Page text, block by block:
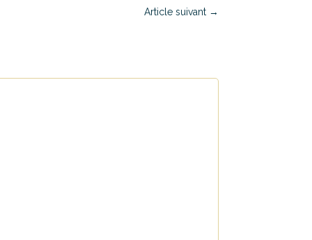
Article suivant→